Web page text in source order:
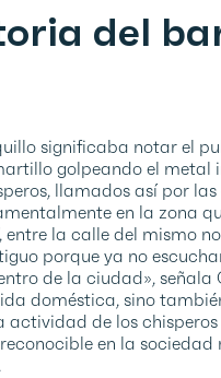
del
significaba notar el
golpeando el metal
llamados así por
en la zona
la calle del mismo
porque ya no
de la ciudad», señala
doméstica, sino
de los
en la